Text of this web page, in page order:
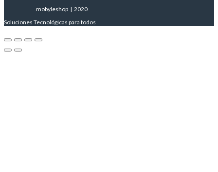
mobyleshop | 2020
Soluciones Tecnológicas para todos